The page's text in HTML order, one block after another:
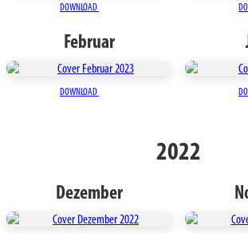
DOWNLOAD
Februar
DOWNLOAD
2022
Dezember